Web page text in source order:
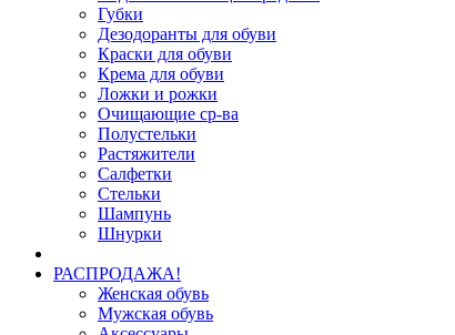
Губки
Дезодоранты для обуви
Краски для обуви
Крема для обуви
Ложки и рожки
Очищающие ср-ва
Полустельки
Растяжители
Салфетки
Стельки
Шампунь
Шнурки
РАСПРОДАЖА!
Женская обувь
Мужская обувь